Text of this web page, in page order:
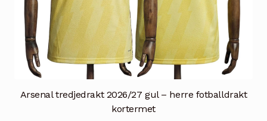
Arsenal tredjedrakt 2026/27 gul – herre fotballdrakt
kortermet